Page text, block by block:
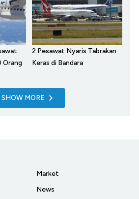
Orang
2 Pesawat Nyaris Tabrakan
Keras di Bandara
SHOW MORE
Market
News